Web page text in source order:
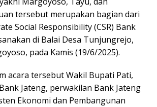
tersebut merupakan bagian dari
Social Responsibility (CSR) Bank
di Balai Desa Tunjungrejo,
pada Kamis (19/6/2025).
acara tersebut Wakil Bupati Pati,
Jateng, perwakilan Bank Jateng
Ekonomi dan Pembangunan